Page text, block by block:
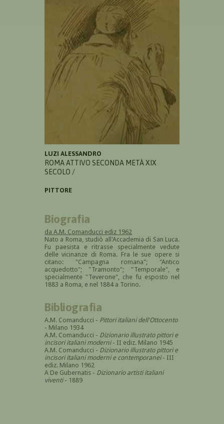
LUZI ALESSANDRO
ROMA ATTIVO SECONDA METÀ XIX
SECOLO /
PITTORE
Biografia
da A.M. Comanducci ediz 1962
Nato a Roma, studiò all'Accademia di San Luca.
Fu paesista e ritrasse specialmente vedute
delle vicinanze di Roma. Fra le sue opere si
citano: "Campagna romana"; "Antico
acquedotto"; "Tramonto"; "Temporale", e
specialmente "Teverone", che fu esposto nel
1883 a Roma, e nel 1884 a Torino.
Bibliografia
A.M. Comanducci - Pittori italiani dell'Ottocento
- Milano 1934
A.M. Comanducci - Dizionario illustrato pittori e
incisori italiani moderni- II ediz. Milano 1945
A.M. Comanducci - Dizionario illustrato pittori e
incisori italiani moderni e contemporanei- III
ediz. Milano 1962
A De Gubernatis - Dizionario artisti italiani
viventi- 1889